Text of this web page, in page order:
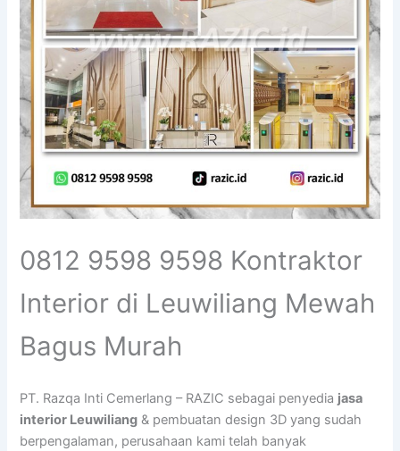
0812 9598 9598 Kontraktor
Interior di Leuwiliang Mewah
Bagus Murah
PT. Razqa Inti Cemerlang – RAZIC sebagai penyedia jasa
interior Leuwiliang & pembuatan design 3D yang sudah
berpengalaman, perusahaan kami telah banyak